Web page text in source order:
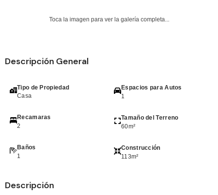
Toca la imagen para ver la galería completa...
Descripción General
Tipo de Propiedad
Casa
Recamaras
2
Baños
1
Espacios para Autos
1
Tamaño del Terreno
60m²
Construcción
113m²
Descripción